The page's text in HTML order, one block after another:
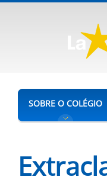
SOBRE O COLÉGIO